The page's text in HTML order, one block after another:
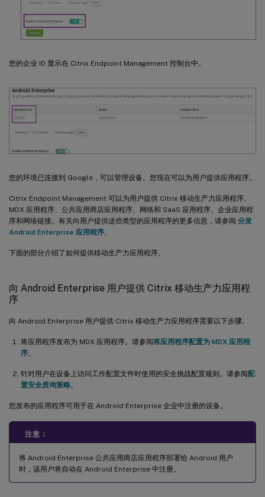
您的企业 ID 显示在 Citrix Endpoint Management 控制台中。
您的环境已连接到 Google，可以管理设备。您现在可以为用户提供应用程序。
Citrix Endpoint Management 可以为用户提供 Citrix 移动生产力应用程序、
MDX 应用程序、公共应用商店应用程序、网络和 SaaS 应用程序、企业应用程
序和网络链接。有关向用户提供这些类型的应用程序的更多信息，请参阅 分发
Android Enterprise 应用程序。
下面的部分介绍了如何提供移动生产力应用程序。
向 Android Enterprise 用户提供 Citrix 移动生产力应用程
序
向 Android Enterprise 用户提供 Citrix 移动生产力应用程序需要以下步骤。
将应用程序发布为 MDX 应用程序。请参阅将应用程序配置为 MDX 应用程
序。
针对用户在设备上访问工作配置文件时使用的安全挑战配置规则。请参阅 配
置安全质询策略。
您发布的应用程序可用于在 Android Enterprise 企业中注册的设备。
注意：
将 Android Enterprise 公共应用商店应用程序部署给 Android 用户
时，该用户将自动在 Android Enterprise 中注册。